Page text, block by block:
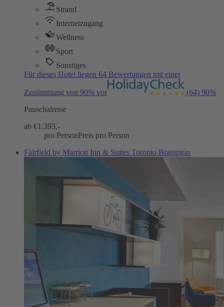
Strand
Internetzugang
Wellness
Sport
Sonstiges
Für dieses Hotel liegen 64 Bewertungen mit einer
Zustimmung von 90% vor (64) 90%
Pauschalreise
ab €1.393,-
pro PersonPreis pro Person
Fairfield by Marriott Inn & Suites Toronto Brampton